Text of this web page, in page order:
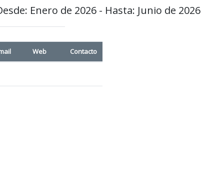
Enero de 2026 - Hasta: Junio de 2026
Web Contacto